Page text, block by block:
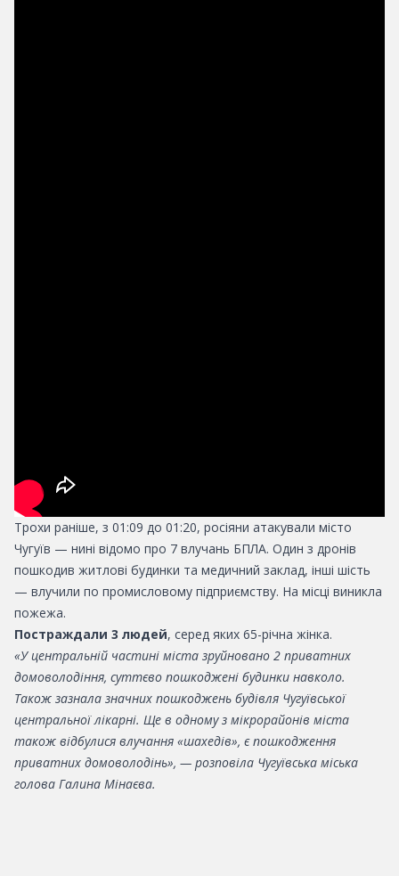
Трохи раніше, з 01:09 до 01:20, росіяни атакували місто
Чугуїв — нині відомо про 7 влучань БПЛА. Один з дронів
пошкодив житлові будинки та медичний заклад, інші шість
— влучили по промисловому підприємству. На місці виникла
пожежа.
Постраждали 3 людей, серед яких 65-річна жінка.
«У центральній частині міста зруйновано 2 приватних
домоволодіння, суттєво пошкоджені будинки навколо.
Також зазнала значних пошкоджень будівля Чугуївської
центральної лікарні. Ще в одному з мікрорайонів міста
також відбулися влучання «шахедів», є пошкодження
приватних домоволодінь», — розповіла Чугуївська міська
голова Галина Мінаєва.